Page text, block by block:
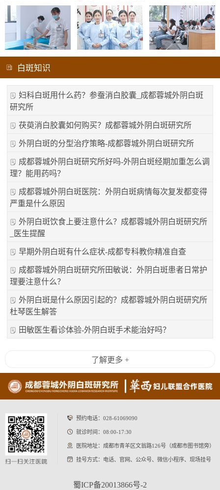
白斑知识
妇科白斑用什么药？参蚕消白胶囊_成都蓉城外阴白斑
研究所
茯萸消白胶囊如何购买？成都蓉城外阴白斑研究所
外阴白斑的分型治疗策略-成都蓉城外阴白斑研究所
成都蓉城外阴白斑研究所好吗-外阴白斑经期加重怎么调
理？能用药吗？
成都蓉城外阴白斑医院：外阴白斑病情每次复发都变得
严重是什么原因
外阴白斑饮食上要注意什么？成都蓉城外阴白斑研究所
_医生提醒
早期外阴白斑有什么症状-成都专科教你精准自查
成都蓉城外阴白斑研究所田敏说：外阴白斑患者日常护
理要注意什么？
外阴白斑是什么原因引起的？成都蓉城外阴白斑研究所
杜琴医生解答
田敏医生看诊体验-外阴白斑手术能治好吗？
了解更多 +
预约电话： 028-61069090
就诊时间：08:00-17:30
医院地址：成都市青羊区文翁路126号（成都市图书馆旁）
挂号方式：电话、官网、公众号、微信小程序、现场挂号
蜀ICP备20013866号-2